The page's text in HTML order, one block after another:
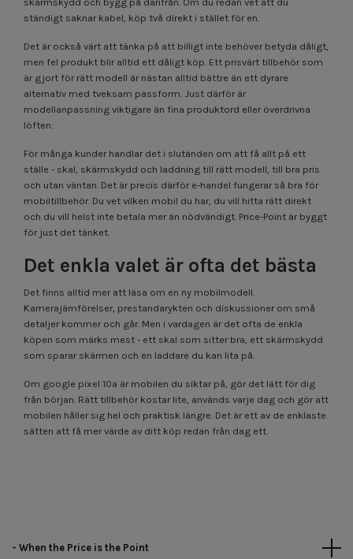
ständigt saknar kabel, köp två direkt i stället för en.
Det är också värt att tänka på att billigt inte behöver betyda dåligt,
men fel produkt blir alltid ett dåligt köp. Ett prisvärt tillbehör som
är gjort för rätt modell är nästan alltid bättre än ett dyrare
alternativ med tveksam passform. Just därför är
modellanpassning viktigare än fina produktord eller överdrivna
löften.
För många kunder handlar det i slutänden om att få allt på ett
ställe - skal, skärmskydd och laddning till rätt modell, till bra pris
och utan väntan. Det är precis därför e-handel fungerar så bra för
mobiltillbehör. Du vet vilken mobil du har, du vill hitta rätt direkt
och du vill helst inte betala mer än nödvändigt. Price-Point är byggt
för just det tänket.
Det enkla valet är ofta det bästa
Det finns alltid mer att läsa om en ny mobilmodell.
Kamerajämförelser, prestandarykten och diskussioner om små
detaljer kommer och går. Men i vardagen är det ofta de enkla
köpen som märks mest - ett skal som sitter bra, ett skärmskydd
som sparar skärmen och en laddare du kan lita på.
Om google pixel 10a är mobilen du siktar på, gör det lätt för dig
från början. Rätt tillbehör kostar lite, används varje dag och gör att
mobilen håller sig hel och praktisk längre. Det är ett av de enklaste
sätten att få mer värde av ditt köp redan från dag ett.
- When the Price is the Point